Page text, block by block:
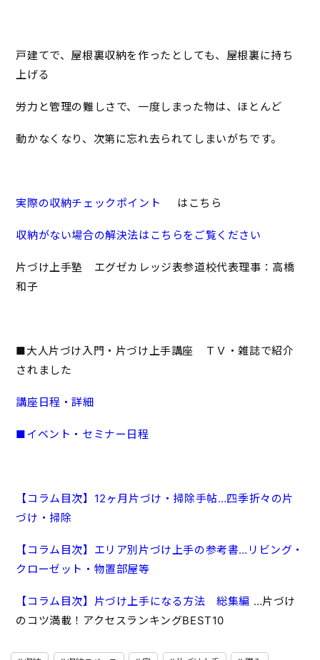
戸建てで、屋根裏収納を作ったとしても、屋根裏に持ち
上げる
労力と管理の難しさで、一度しまった物は、ほとんど
動かなくなり、次第に忘れ去られてしまいがちです。
実際の収納チェックポイント はこちら
収納がない場合の解決法はこちらをご覧ください
片づけ上手塾 エグゼカレッジ表参道校代表理事：高橋
和子
■大人片づけ入門・片づけ上手講座 ＴＶ・雑誌で紹介
されました
講座日程・詳細
■イベント・セミナー日程
【コラム目次】12ヶ月片づけ・掃除手帖…四季折々の片
づけ・掃除
【コラム目次】エリア別片づけ上手の参考書…リビング・
クローゼット・物置部屋等
【コラム目次】片づけ上手になる方法 総集編 …片づけ
のコツ満載！アクセスランキングBEST10